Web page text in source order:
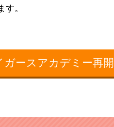
。
ガースアカデミー再